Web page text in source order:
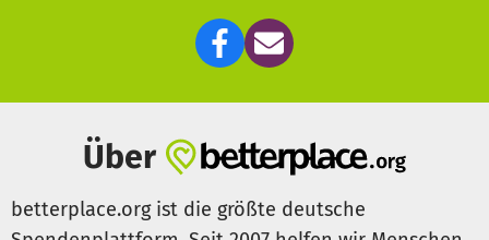
die Kastrationen wie auch die weiteren nötigen Ausgaben
bezahlt werden können und somit ein seit Jahren
wachsendes Problem gelöst werden kann. Nur mit solchen
Spendenbeitrag!
Über
betterplace.org ist die größte deutsche